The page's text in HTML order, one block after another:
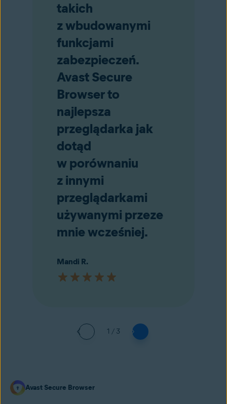
takich
z wbudowanymi
funkcjami
zabezpieczeń.
Avast Secure
Browser to
najlepsza
przeglądarka jak
dotąd
w porównaniu
z innymi
przeglądarkami
używanymi przeze
mnie wcześniej.
Mandi R.
1 / 3
Avast Secure Browser